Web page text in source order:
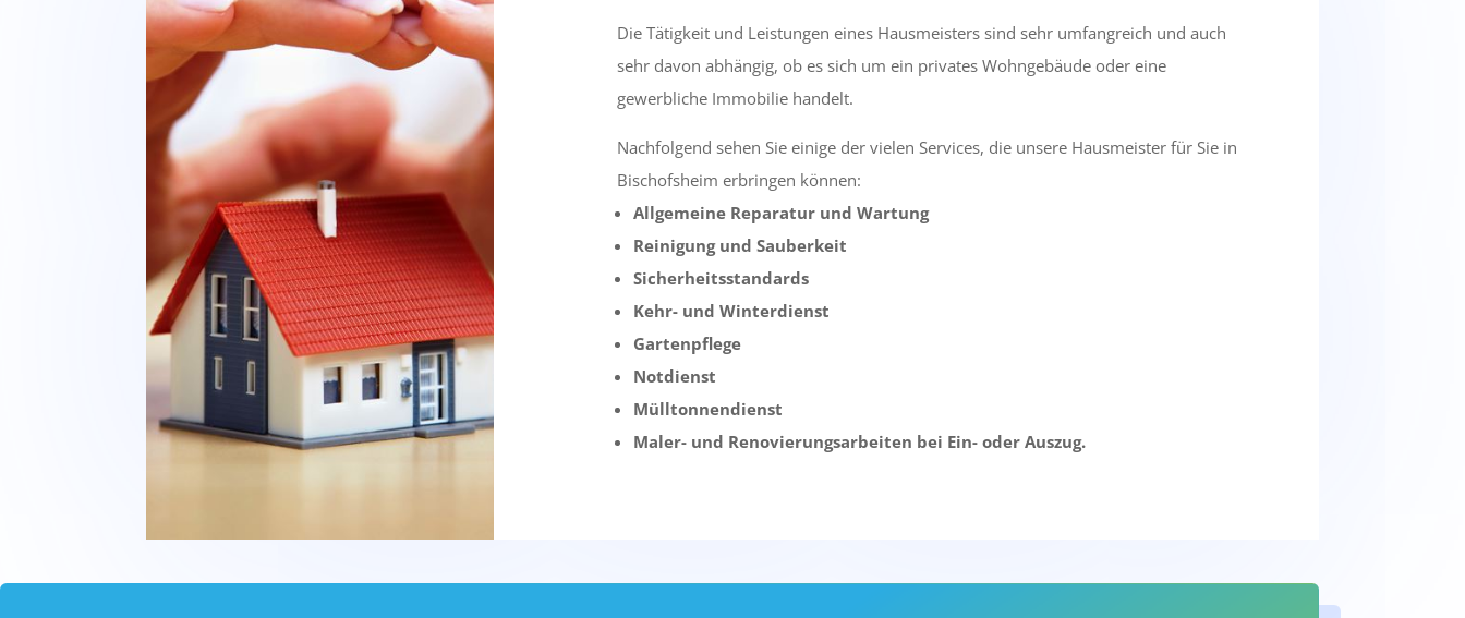
Die Tätigkeit und Leistungen eines Hausmeisters sind sehr umfangreich und auch
sehr davon abhängig, ob es sich um ein privates Wohngebäude oder eine
gewerbliche Immobilie handelt.
Nachfolgend sehen Sie einige der vielen Services, die unsere Hausmeister für Sie in
Bischofsheim erbringen können:
Allgemeine Reparatur und Wartung
Reinigung und Sauberkeit
Sicherheitsstandards
Kehr- und Winterdienst
Gartenpflege
Notdienst
Mülltonnendienst
Maler- und Renovierungsarbeiten bei Ein- oder Auszug.